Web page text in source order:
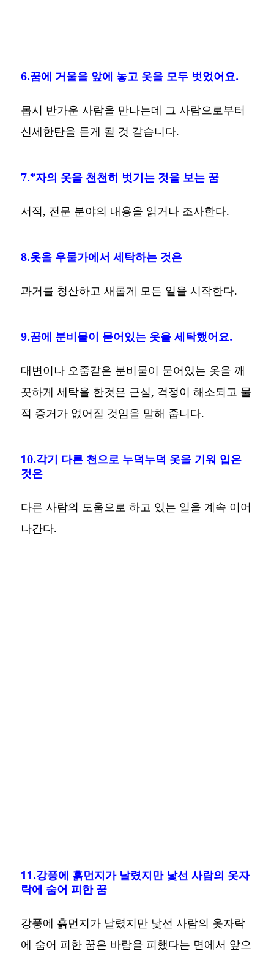
6.꿈에 거울을 앞에 놓고 옷을 모두 벗었어요.
몹시 반가운 사람을 만나는데 그 사람으로부터
신세한탄을 듣게 될 것 같습니다.
7.*자의 옷을 천천히 벗기는 것을 보는 꿈
서적, 전문 분야의 내용을 읽거나 조사한다.
8.옷을 우물가에서 세탁하는 것은
과거를 청산하고 새롭게 모든 일을 시작한다.
9.꿈에 분비물이 묻어있는 옷을 세탁했어요.
대변이나 오줌같은 분비물이 묻어있는 옷을 깨
끗하게 세탁을 한것은 근심, 걱정이 해소되고 물
적 증거가 없어질 것임을 말해 줍니다.
10.각기 다른 천으로 누덕누덕 옷을 기워 입은
것은
다른 사람의 도움으로 하고 있는 일을 계속 이어
나간다.
11.강풍에 흙먼지가 날렸지만 낯선 사람의 옷자
락에 숨어 피한 꿈
강풍에 흙먼지가 날렸지만 낯선 사람의 옷자락
에 숨어 피한 꿈은 바람을 피했다는 면에서 앞으